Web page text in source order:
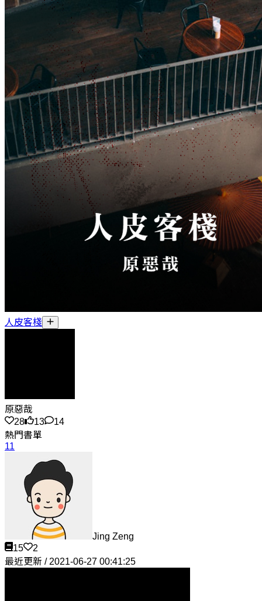
人皮客棧
原惡哉
28
13
14
熱門書單
11
Jing Zeng
15
2
最近更新 / 2021-06-27 00:41:25